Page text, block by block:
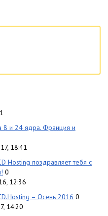
8 и 24 ядра. Франция и
18:41
Hosting поздравляет тебя с
0
12:36
– Осень 2016 0
14:20